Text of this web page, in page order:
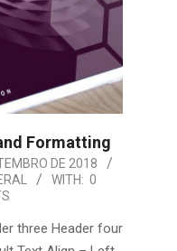
Formatting
DE 2018
WITH: 0
three Header four